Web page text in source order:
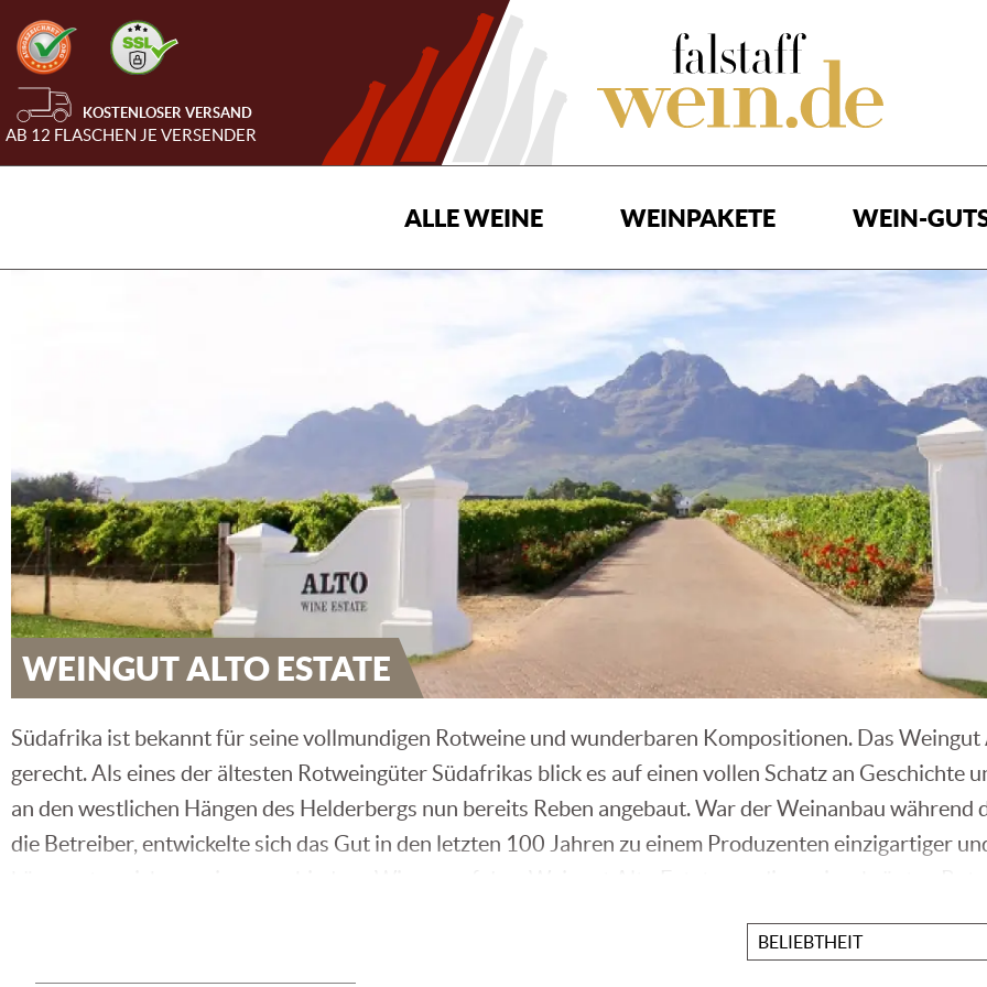
KOSTENLOSER VERSAND
AB 12 FLASCHEN JE VERSENDER
ALLE WEINE WEINPAKETE WEIN-
WEINGUT ALTO ESTATE
Südafrika ist bekannt für seine vollmundigen Rotweine und wunderbaren Kompositionen. Das
gerecht. Als eines der ältesten Rotweingüter Südafrikas blick es auf einen vollen Schatz an Geschichte
an den westlichen Hängen des Helderbergs nun bereits Reben angebaut. War der Weinanbau
die Betreiber, entwickelte sich das Gut in den letzten 100 Jahren zu einem Produzenten einzigartiger
Sortieren